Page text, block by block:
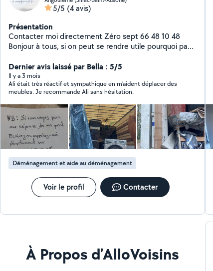
5/5 (4 avis)
Présentation
Contacter moi directement Zéro sept 66 48 10 48
Bonjour à tous, si on peut se rendre utile pourquoi pas
pour l'entretien voiture ( vidange, avec filtre
...),changement des pièces ( triangle, bras , joints
,plaquettes, disques etc...) -- / Vous avez besoin d'un
coup de main pour un déménagement ou aide de
déménagement ou déplacement des meubles etc -- /
Pour tondre votre gazon ou tailler une haie sans oublier
si vous disposez les matériels, --/ Vous avez des gravas
ou autres dont vous voulez sortir, --/ Besoin de charger
ou décharger un camion N'hésitez pas à me contacter
pour tout vos besoins merci à vous, vous pouvez
également me joindre sur le zéro sept 66 48 10 48 si
toutefois vous n'avez pas eu de réponse de ma part
Dernier avis laissé par Bella : 5/5
Il y a 3 mois
Ali était très réactif et sympathique en m’aident déplacer des
meubles. Je recommande Ali sans hésitation.
Déménagement et aide au déménagement
Voir le profil Contacter
À Propos d’AlloVoisins